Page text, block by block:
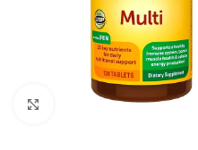
Click to enlarge